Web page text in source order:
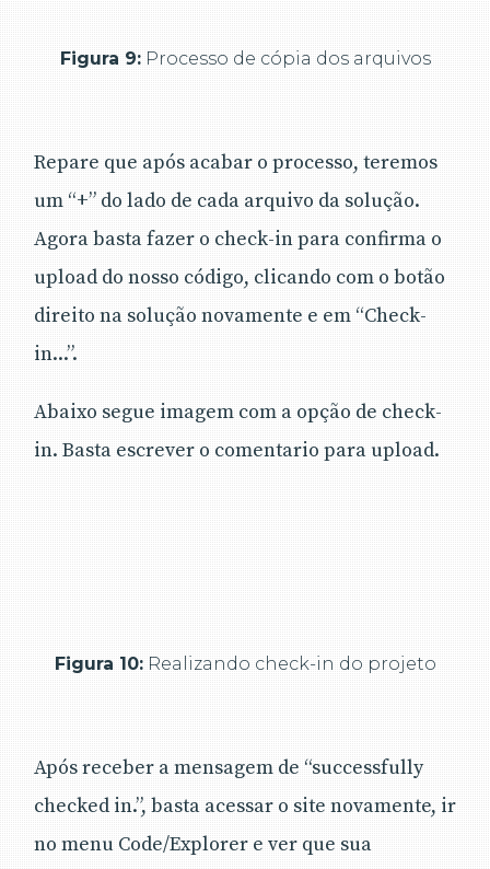
Figura 9:Processo de cópia dos arquivos
Repare que após acabar o processo, teremos
um “+” do lado de cada arquivo da solução.
Agora basta fazer o check-in para confirma o
upload do nosso código, clicando com o botão
direito na solução novamente e em “Check-
in...”.
Abaixo segue imagem com a opção de check-
in. Basta escrever o comentario para upload.
Figura 10:Realizando check-in do projeto
Após receber a mensagem de “successfully
checked in.”, basta acessar o site novamente, ir
no menu Code/Explorer e ver que sua